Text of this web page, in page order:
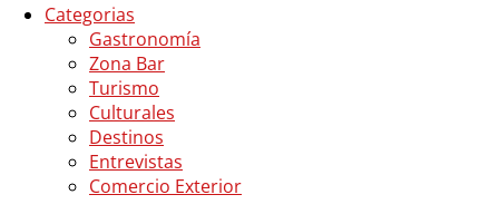
Categorias
Gastronomía
Zona Bar
Turismo
Culturales
Destinos
Entrevistas
Comercio Exterior